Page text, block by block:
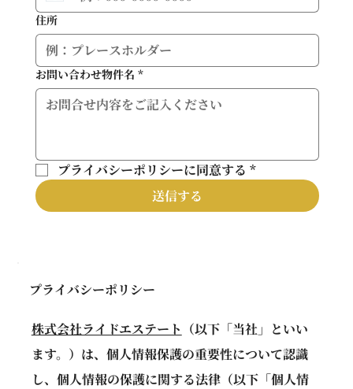
住所
お問い合わせ物件名 *
プライバシーポリシーに同意する *
送信する
プライバシーポリシー
株式会社ライドエステート （以下「当社」といい
ます。）は、個人情報保護の重要性について認識
し、個人情報の保護に関する法律（以下「個人情